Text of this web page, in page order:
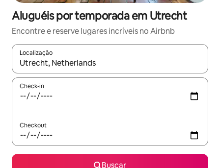
Aluguéis por temporada em Utrecht
Encontre e reserve lugares incríveis no Airbnb
Localização
Quando os resultados estiverem disponíveis, explore-os
Check-in
Checkout
Buscar